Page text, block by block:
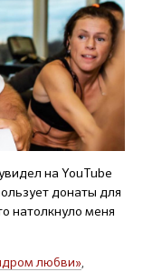
на YouTube
донаты для
натолкнуло меня
любви»,